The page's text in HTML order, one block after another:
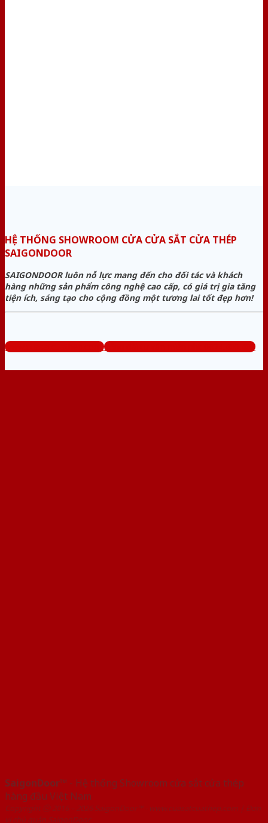
HỆ THỐNG SHOWROOM CỬA CỬA SẮT CỬA THÉP
SAIGONDOOR
SAIGONDOOR luôn nỗ lực mang đến cho đối tác và khách
hàng những sản phẩm công nghệ cao cấp, có giá trị gia tăng
tiện ích, sáng tạo cho cộng đồng một tương lai tốt đẹp hơn!
www.cuasatcuathep.com Tổng đài tư vấn miễn phí: 0824.400.400
SaigonDoor™ - Hệ thống Showroom cửa sắt cửa thép
hàng đầu Việt Nam
Copyright ⓒ 2016 – 2026 SaigonDoor™ - www.cuasatcuathep.com | Đơn
vị chủ quản SaigonDoor